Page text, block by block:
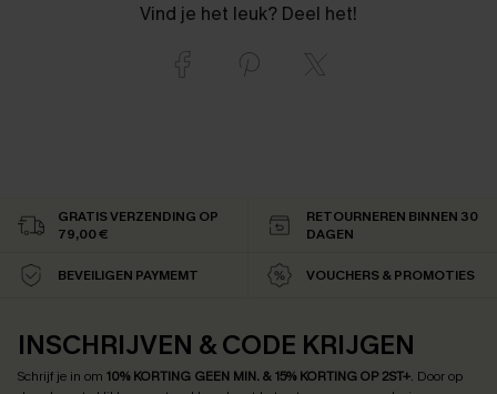
Vind je het leuk? Deel het!
GRATIS VERZENDING OP
79,00 €
RETOURNEREN BINNEN 30
DAGEN
BEVEILIGEN PAYMEMT VOUCHERS & PROMOTIES
INSCHRIJVEN & CODE KRIJGEN
Schrijf je in om 10% KORTING GEEN MIN. & 15% KORTING OP 2ST+. Door op